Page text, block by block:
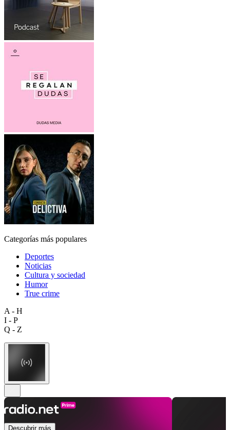
Categorías más populares
Deportes
Noticias
Cultura y sociedad
Humor
True crime
A - H
I - P
Q - Z
Descubrir más